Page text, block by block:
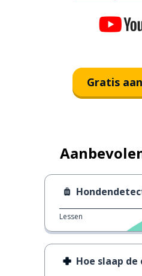
Gratis
Lessen
Hoe slaap de